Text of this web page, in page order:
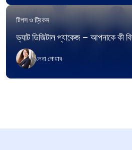
টিপস ও ট্রিকস
ভ্যাট ডিজিটাল প্যাকেজ – আপনাকে কী
লেনা শোয়াব